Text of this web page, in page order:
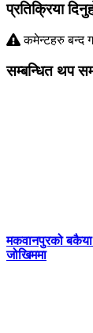
प्रतिक्रिया
कमेन्टहरु बन्द
सम्बन्धित थप
मकवानपुरको बकैया
जोखिममा